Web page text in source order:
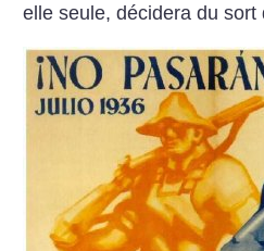
elle seule, décidera du sort